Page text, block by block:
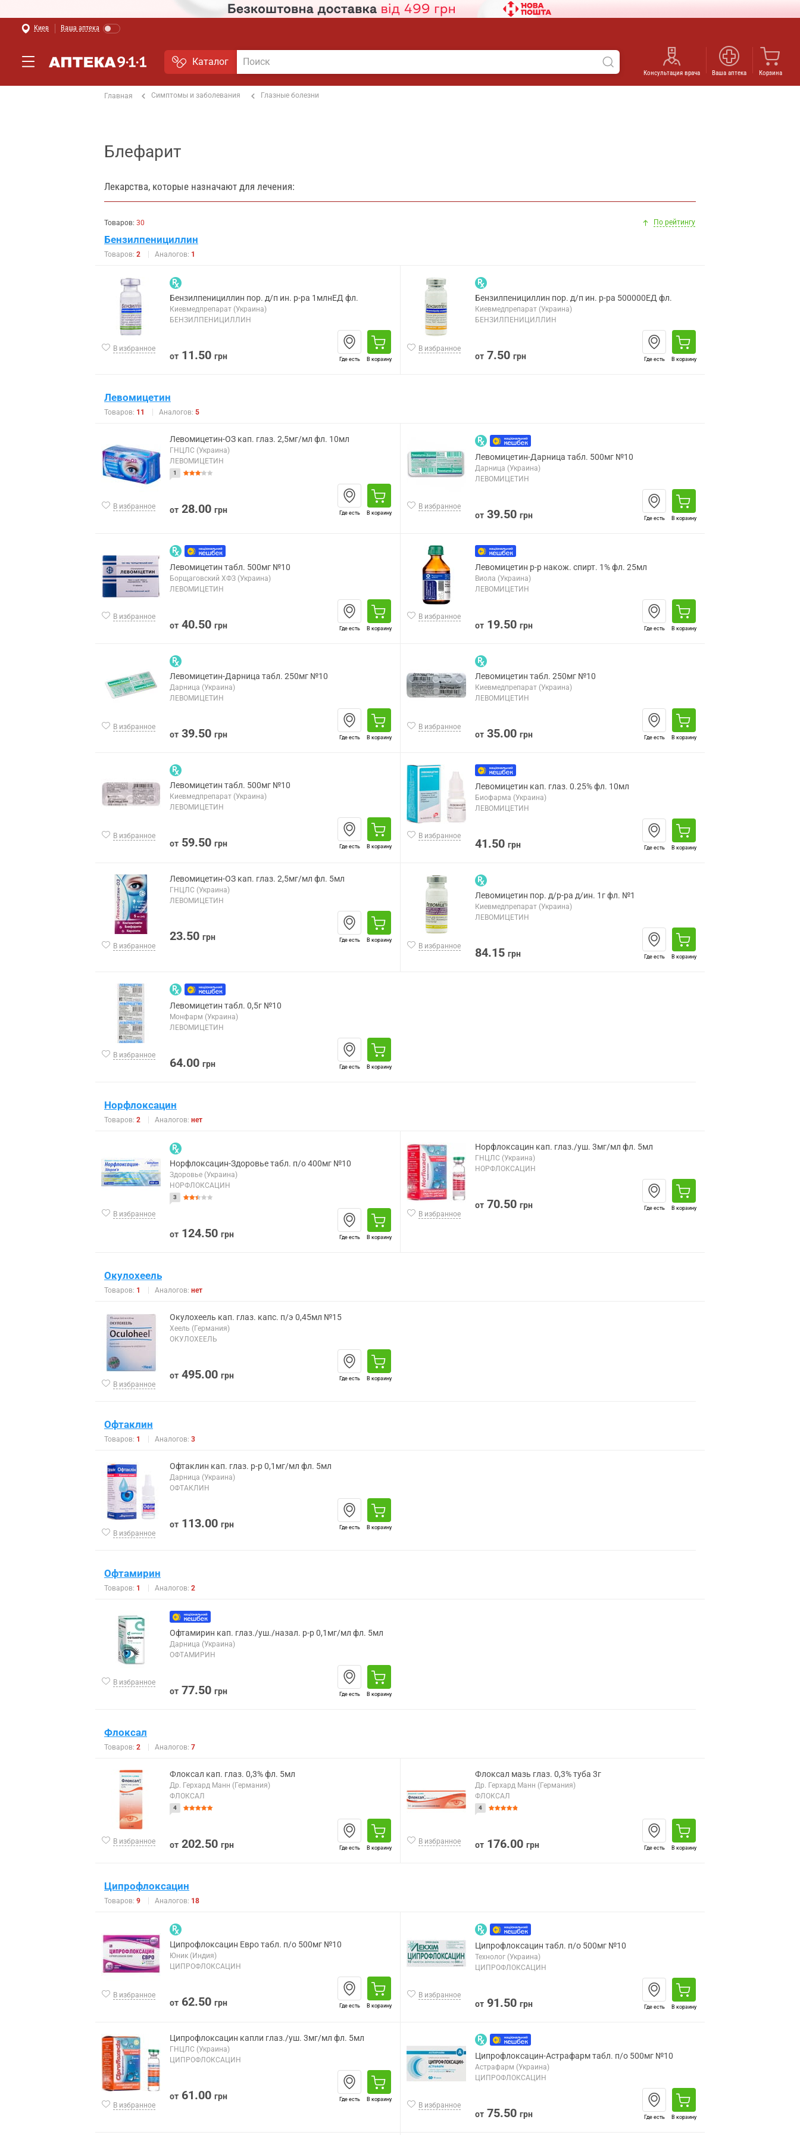
Киев Ваша аптека
Каталог
Консультация врача Ваша аптека Корзина
Главная Симптомы и заболевания Глазные болезни
Блефарит
Лекарства, которые назначают для лечения:
Товаров: 30 По рейтингу
Бензилпенициллин
Товаров: 2 Аналогов: 1
В избранное
Бензилпенициллин пор. д/п ин. р-ра 1млнЕД фл.
Киевмедпрепарат (Украина)
БЕНЗИЛПЕНИЦИЛЛИН
от 11.50 грн Где есть В корзину
В избранное
Бензилпенициллин пор. д/п ин. р-ра 500000ЕД фл.
Киевмедпрепарат (Украина)
БЕНЗИЛПЕНИЦИЛЛИН
от 7.50 грн Где есть В корзину
Левомицетин
Товаров: 11 Аналогов: 5
В избранное
Левомицетин-ОЗ кап. глаз. 2,5мг/мл фл. 10мл
ГНЦЛС (Украина)
ЛЕВОМИЦЕТИН
1
от 28.00 грн Где есть В корзину
В избранное
Левомицетин-Дарница табл. 500мг №10
Дарница (Украина)
ЛЕВОМИЦЕТИН
от 39.50 грн Где есть В корзину
В избранное
Левомицетин табл. 500мг №10
Борщаговский ХФЗ (Украина)
ЛЕВОМИЦЕТИН
от 40.50 грн Где есть В корзину
В избранное
Левомицетин р-р накож. спирт. 1% фл. 25мл
Виола (Украина)
ЛЕВОМИЦЕТИН
от 19.50 грн Где есть В корзину
В избранное
Левомицетин-Дарница табл. 250мг №10
Дарница (Украина)
ЛЕВОМИЦЕТИН
от 39.50 грн Где есть В корзину
В избранное
Левомицетин табл. 250мг №10
Киевмедпрепарат (Украина)
ЛЕВОМИЦЕТИН
от 35.00 грн Где есть В корзину
В избранное
Левомицетин табл. 500мг №10
Киевмедпрепарат (Украина)
ЛЕВОМИЦЕТИН
от 59.50 грн Где есть В корзину
В избранное
Левомицетин кап. глаз. 0.25% фл. 10мл
Биофарма (Украина)
ЛЕВОМИЦЕТИН
41.50 грн Где есть В корзину
В избранное
Левомицетин-ОЗ кап. глаз. 2,5мг/мл фл. 5мл
ГНЦЛС (Украина)
ЛЕВОМИЦЕТИН
23.50 грн Где есть В корзину
В избранное
Левомицетин пор. д/р-ра д/ин. 1г фл. №1
Киевмедпрепарат (Украина)
ЛЕВОМИЦЕТИН
84.15 грн Где есть В корзину
В избранное
Левомицетин табл. 0,5г №10
Монфарм (Украина)
ЛЕВОМИЦЕТИН
64.00 грн Где есть В корзину
Норфлоксацин
Товаров: 2 Аналогов: нет
В избранное
Норфлоксацин-Здоровье табл. п/о 400мг №10
Здоровье (Украина)
НОРФЛОКСАЦИН
3
от 124.50 грн Где есть В корзину
В избранное
Норфлоксацин кап. глаз./уш. 3мг/мл фл. 5мл
ГНЦЛС (Украина)
НОРФЛОКСАЦИН
от 70.50 грн Где есть В корзину
Окулохеель
Товаров: 1 Аналогов: нет
В избранное
Окулохеель кап. глаз. капс. п/э 0,45мл №15
Хеель (Германия)
ОКУЛОХЕЕЛЬ
от 495.00 грн Где есть В корзину
Офтаклин
Товаров: 1 Аналогов: 3
В избранное
Офтаклин кап. глаз. р-р 0,1мг/мл фл. 5мл
Дарница (Украина)
ОФТАКЛИН
от 113.00 грн Где есть В корзину
Офтамирин
Товаров: 1 Аналогов: 2
В избранное
Офтамирин кап. глаз./уш./назал. р-р 0,1мг/мл фл. 5мл
Дарница (Украина)
ОФТАМИРИН
от 77.50 грн Где есть В корзину
Флоксал
Товаров: 2 Аналогов: 7
В избранное
Флоксал кап. глаз. 0,3% фл. 5мл
Др. Герхард Манн (Германия)
ФЛОКСАЛ
4
от 202.50 грн Где есть В корзину
В избранное
Флоксал мазь глаз. 0,3% туба 3г
Др. Герхард Манн (Германия)
ФЛОКСАЛ
4
от 176.00 грн Где есть В корзину
Ципрофлоксацин
Товаров: 9 Аналогов: 18
В избранное
Ципрофлоксацин Евро табл. п/о 500мг №10
Юник (Индия)
ЦИПРОФЛОКСАЦИН
от 62.50 грн Где есть В корзину
В избранное
Ципрофлоксацин табл. п/о 500мг №10
Технолог (Украина)
ЦИПРОФЛОКСАЦИН
от 91.50 грн Где есть В корзину
В избранное
Ципрофлоксацин капли глаз./уш. 3мг/мл фл. 5мл
ГНЦЛС (Украина)
ЦИПРОФЛОКСАЦИН
от 61.00 грн Где есть В корзину
В избранное
Ципрофлоксацин-Астрафарм табл. п/о 500мг №10
Астрафарм (Украина)
ЦИПРОФЛОКСАЦИН
от 75.50 грн Где есть В корзину